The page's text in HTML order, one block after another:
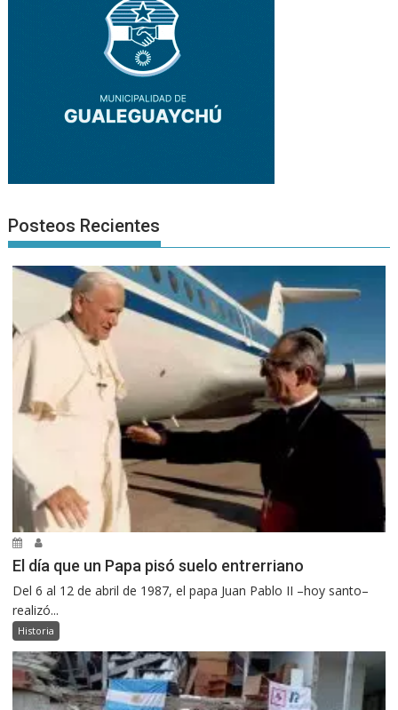
Posteos Recientes
El día que un Papa pisó suelo entrerriano
Del 6 al 12 de abril de 1987, el papa Juan Pablo II –hoy santo–
realizó...
Historia